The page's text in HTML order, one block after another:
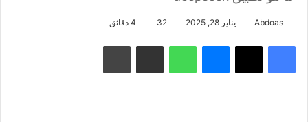
Abdoas يناير 28, 2025 32
فيسبوك ‫X ماسنجر واتساب مشاركة عبر البريد طباعة